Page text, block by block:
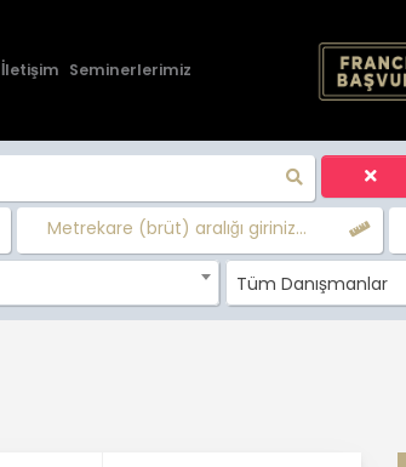
İletişim Seminerlerimiz
Metrekare (brüt) aralığı giriniz...
Tüm Danışmanlar